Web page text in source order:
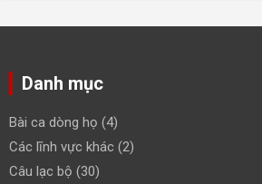
Danh mục
Bài ca dòng họ (4)
Các lĩnh vực khác (2)
Câu lạc bộ (30)